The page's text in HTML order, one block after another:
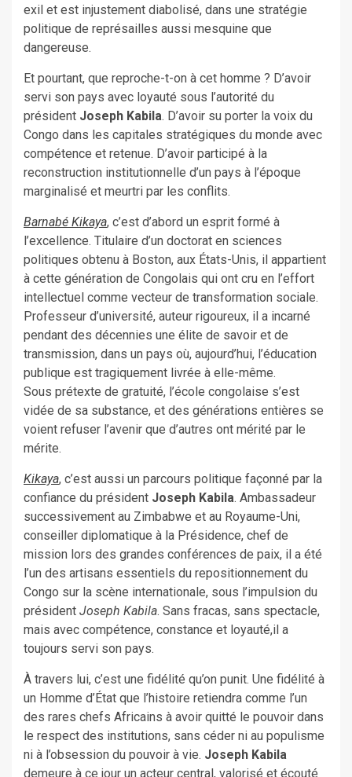
exil et est injustement diabolisé, dans une stratégie
politique de représailles aussi mesquine que
dangereuse.
Et pourtant, que reproche-t-on à cet homme ? D’avoir
servi son pays avec loyauté sous l’autorité du
président Joseph Kabila. D’avoir su porter la voix du
Congo dans les capitales stratégiques du monde avec
compétence et retenue. D’avoir participé à la
reconstruction institutionnelle d’un pays à l’époque
marginalisé et meurtri par les conflits.
Barnabé Kikaya, c’est d’abord un esprit formé à
l’excellence. Titulaire d’un doctorat en sciences
politiques obtenu à Boston, aux États-Unis, il appartient
à cette génération de Congolais qui ont cru en l’effort
intellectuel comme vecteur de transformation sociale.
Professeur d’université, auteur rigoureux, il a incarné
pendant des décennies une élite de savoir et de
transmission, dans un pays où, aujourd’hui, l’éducation
publique est tragiquement livrée à elle-même.
Sous prétexte de gratuité, l’école congolaise s’est
vidée de sa substance, et des générations entières se
voient refuser l’avenir que d’autres ont mérité par le
mérite.
Kikaya, c’est aussi un parcours politique façonné par la
confiance du président Joseph Kabila. Ambassadeur
successivement au Zimbabwe et au Royaume-Uni,
conseiller diplomatique à la Présidence, chef de
mission lors des grandes conférences de paix, il a été
l’un des artisans essentiels du repositionnement du
Congo sur la scène internationale, sous l’impulsion du
président Joseph Kabila. Sans fracas, sans spectacle,
mais avec compétence, constance et loyauté,il a
toujours servi son pays.
À travers lui, c’est une fidélité qu’on punit. Une fidélité à
un Homme d’État que l’histoire retiendra comme l’un
des rares chefs Africains à avoir quitté le pouvoir dans
le respect des institutions, sans céder ni au populisme
ni à l’obsession du pouvoir à vie. Joseph Kabila
demeure à ce jour un acteur central, valorisé et écouté